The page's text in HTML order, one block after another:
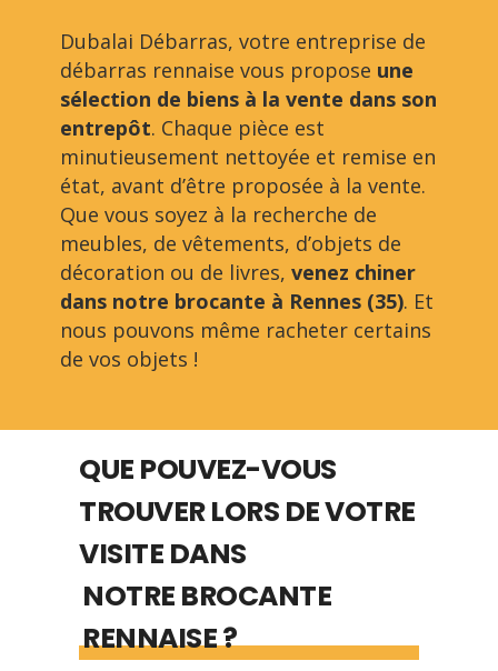
Dubalai Débarras, votre entreprise de
débarras rennaise vous propose une
sélection de biens à la vente dans son
entrepôt. Chaque pièce est
minutieusement nettoyée et remise en
état, avant d’être proposée à la vente.
Que vous soyez à la recherche de
meubles, de vêtements, d’objets de
décoration ou de livres, venez chiner
dans notre brocante à Rennes (35). Et
nous pouvons même racheter certains
de vos objets !
QUE POUVEZ-VOUS
TROUVER LORS DE VOTRE
VISITE DANS
NOTRE BROCANTE
RENNAISE ?